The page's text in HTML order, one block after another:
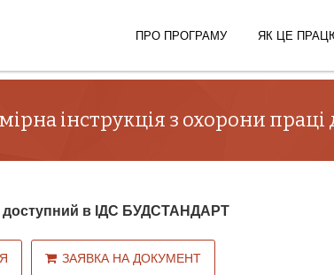
ПРО ПРОГРАМУ ЯК ЦЕ
інструкція з охорони
доступний в ІДС БУДСТАНДАРТ
ЗАЯВКА НА ДОКУМЕНТ